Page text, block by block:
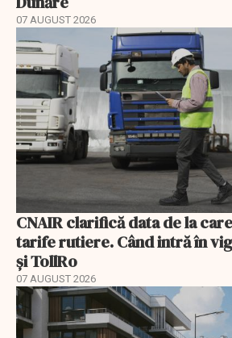
07 AUGUST 2026
CNAIR clarifică data de la
tarife rutiere. Când intră în
și TollRo
07 AUGUST 2026